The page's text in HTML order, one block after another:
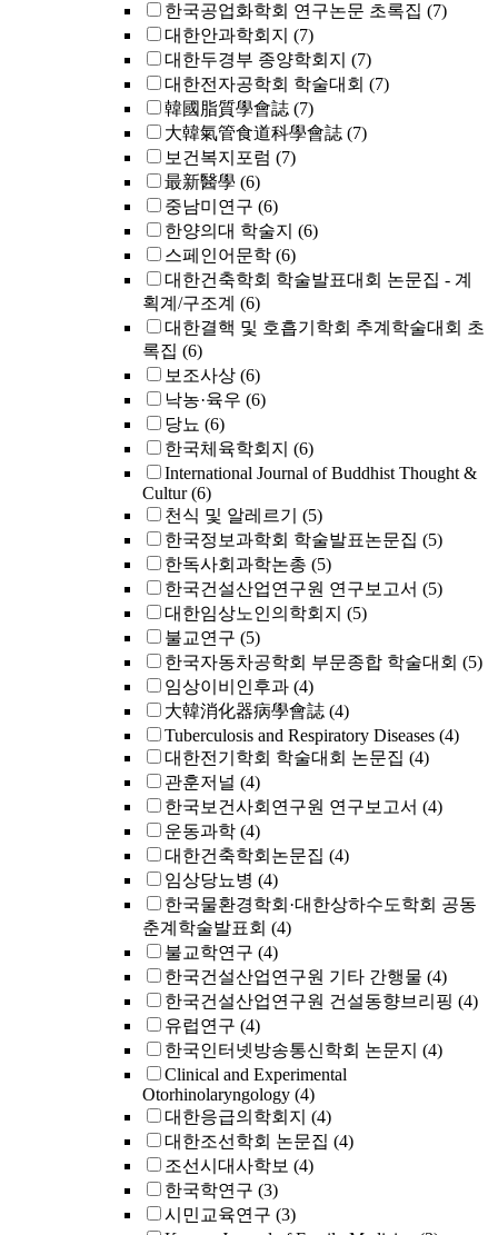
한국공업화학회 연구논문 초록집 (7)
대한안과학회지 (7)
대한두경부 종양학회지 (7)
대한전자공학회 학술대회 (7)
韓國脂質學會誌 (7)
大韓氣管食道科學會誌 (7)
보건복지포럼 (7)
最新醫學 (6)
중남미연구 (6)
한양의대 학술지 (6)
스페인어문학 (6)
대한건축학회 학술발표대회 논문집 - 계
획계/구조계 (6)
대한결핵 및 호흡기학회 추계학술대회 초
록집 (6)
보조사상 (6)
낙농·육우 (6)
당뇨 (6)
한국체육학회지 (6)
International Journal of Buddhist Thought &
Cultur (6)
천식 및 알레르기
(5)
한국정보과학회 학술발표논문집 (5)
한독사회과학논총 (5)
한국건설산업연구원 연구보고서 (5)
대한임상노인의학회지 (5)
불교연구 (5)
한국자동차공학회 부문종합 학술대회 (5)
임상이비인후과 (4)
大韓消化器病學會誌 (4)
Tuberculosis and Respiratory Diseases (4)
대한전기학회 학술대회 논문집 (4)
관훈저널 (4)
한국보건사회연구원 연구보고서 (4)
운동과학 (4)
대한건축학회논문집 (4)
임상당뇨병 (4)
한국물환경학회·대한상하수도학회 공동
춘계학술발표회 (4)
불교학연구 (4)
한국건설산업연구원 기타 간행물 (4)
한국건설산업연구원 건설동향브리핑 (4)
유럽연구 (4)
한국인터넷방송통신학회 논문지 (4)
Clinical and Experimental
Otorhinolaryngology (4)
대한응급의학회지 (4)
대한조선학회 논문집 (4)
조선시대사학보 (4)
한국학연구 (3)
시민교육연구 (3)